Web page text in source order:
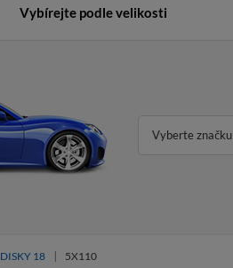
Vybírejte podle velikosti
Vyberte značku
DISKY 18 5X110